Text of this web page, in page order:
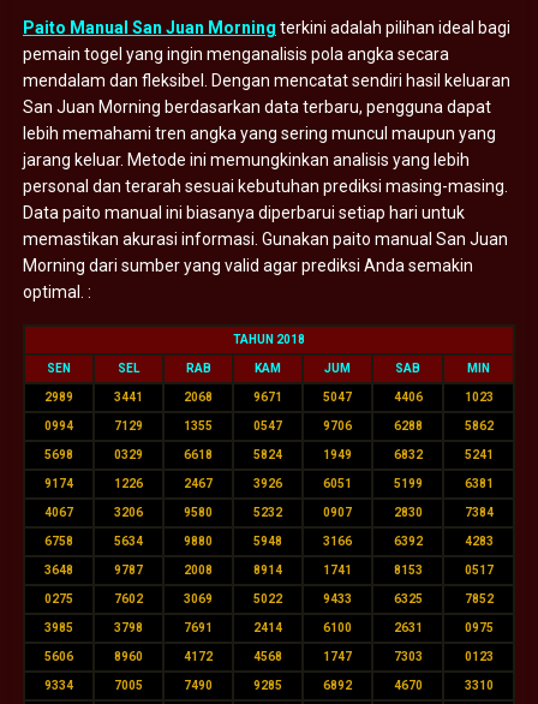
Paito Manual San Juan Morning terkini adalah pilihan ideal bagi
pemain togel yang ingin menganalisis pola angka secara
mendalam dan fleksibel. Dengan mencatat sendiri hasil keluaran
San Juan Morning berdasarkan data terbaru, pengguna dapat
lebih memahami tren angka yang sering muncul maupun yang
jarang keluar. Metode ini memungkinkan analisis yang lebih
personal dan terarah sesuai kebutuhan prediksi masing-masing.
Data paito manual ini biasanya diperbarui setiap hari untuk
memastikan akurasi informasi. Gunakan paito manual San Juan
Morning dari sumber yang valid agar prediksi Anda semakin
optimal. :
TAHUN 2018
SEN SEL RAB KAM JUM SAB MIN
2989 3441 2068 9671 5047 4406 1023
0994 7129 1355 0547 9706 6288 5862
5698 0329 6618 5824 1949 6832 5241
9174 1226 2467 3926 6051 5199 6381
4067 3206 9580 5232 0907 2830 7384
6758 5634 9880 5948 3166 6392 4283
3648 9787 2008 8914 1741 8153 0517
0275 7602 3069 5022 9433 6325 7852
3985 3798 7691 2414 6100 2631 0975
5606 8960 4172 4568 1747 7303 0123
9334 7005 7490 9285 6892 4670 3310